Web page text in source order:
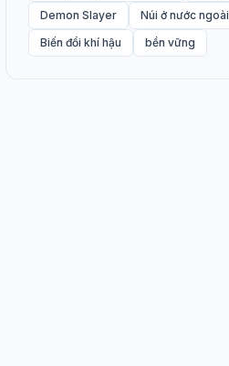
Demon Slayer
Núi ở nước ngoài
Biến đổi khí hậu
bền vững